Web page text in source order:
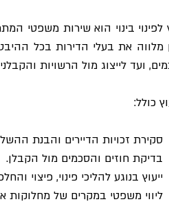
ועד לייצוג מול הרשויות
כולל:
סקירת זכויות הדיירים והבנת
בדיקת חוזים והסכמים מול הקבלן.
ייעוץ בנוגע להליכי פינוי, פיצוי
ליווי משפטי במקרים של מחלוקות